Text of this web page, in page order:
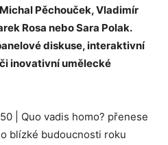
Pěchouček, Vladimír
Rosa nebo Sara Polak.
diskuse, interaktivní
inovativní umělecké
| Quo vadis homo? přenese
blízké budoucnosti roku